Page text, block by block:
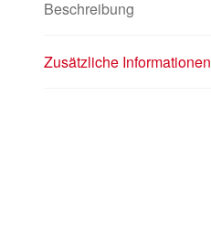
Beschreibung
Zusätzliche Informationen